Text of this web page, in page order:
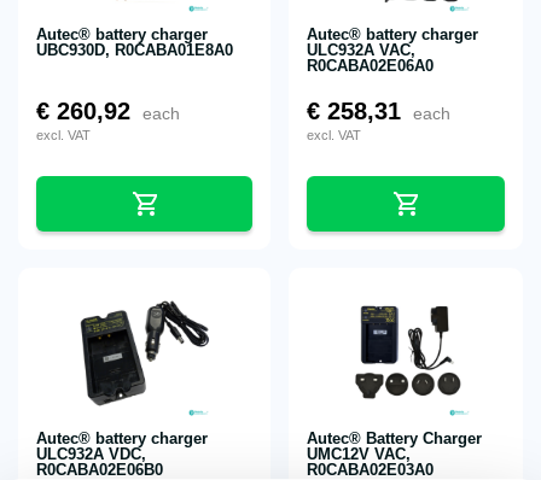
Autec® battery charger
UBC930D, R0CABA01E8A0
€ 260,92 each
excl. VAT
Autec® battery charger
ULC932A VAC,
R0CABA02E06A0
€ 258,31 each
excl. VAT
Autec® battery charger
ULC932A VDC,
R0CABA02E06B0
Autec® Battery Charger
UMC12V VAC,
R0CABA02E03A0